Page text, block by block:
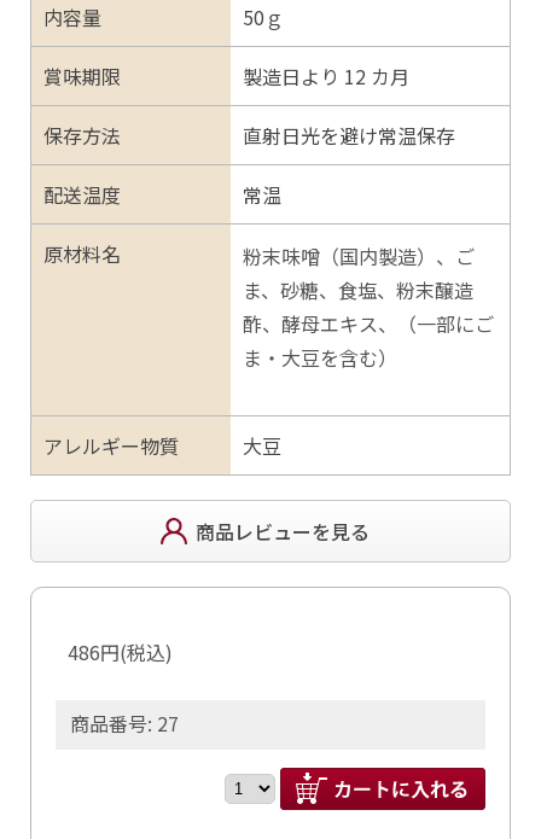
内容量 50ｇ
賞味期限 製造日より 12 カ月
保存方法 直射日光を避け常温保存
配送温度 常温
原材料名
粉末味噌（国内製造）、ご
ま、砂糖、食塩、粉末醸造
酢、酵母エキス、（一部にご
ま・大豆を含む）
アレルギー物質 大豆
商品レビューを見る
486円(税込)
商品番号: 27